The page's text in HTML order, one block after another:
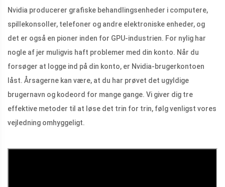
Nvidia producerer grafiske behandlingsenheder i computere,
spillekonsoller, telefoner og andre elektroniske enheder, og
det er også en pioner inden for GPU-industrien. For nylig har
nogle af jer muligvis haft problemer med din konto. Når du
forsøger at logge ind på din konto, er Nvidia-brugerkontoen
låst. Årsagerne kan være, at du har prøvet det ugyldige
brugernavn og kodeord for mange gange. Vi giver dig tre
effektive metoder til at løse det trin for trin, følg venligst vores
vejledning omhyggeligt.